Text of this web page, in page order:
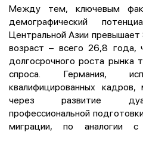
Между тем, ключевым
демографический
Центральной Азии
возраст – всего 26,8 года,
долгосрочного роста рынка
спроса. Германия,
квалифицированных
через развитие
профессиональной
миграции, по аналогии